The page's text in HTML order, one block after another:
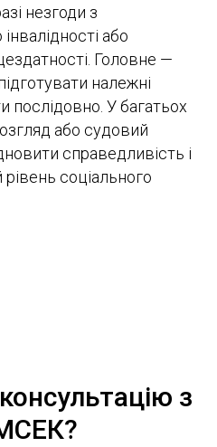
незгоди з
або
Головне —
належні
послідовно. У багатьох
або судовий
справедливість і
соціального
з